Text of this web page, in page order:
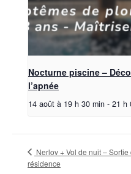
Nocturne piscine –
l’apnée
14 août à 19 h 30 min - 21 h
Nerlov + Vol de nuit – Sortie
résidence